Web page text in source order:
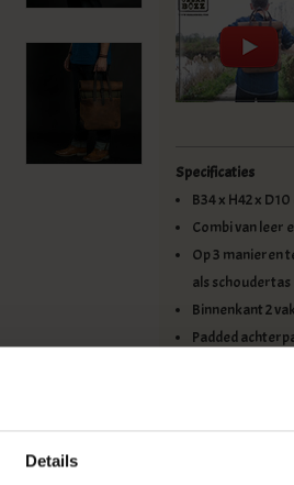
Details
Specificaties
B34 x H42 x
Combi van leer
Op 3 manieren
als schoudertas
Binnenkant 2
Padded
Verstelbare